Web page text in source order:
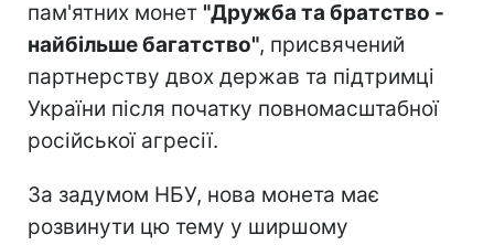
пам'ятних монет "Дружба та братство -
найбільше багатство", присвячений
партнерству двох держав та підтримці
України після початку повномасштабної
російської агресії.
За задумом НБУ, нова монета має
розвинути цю тему у ширшому